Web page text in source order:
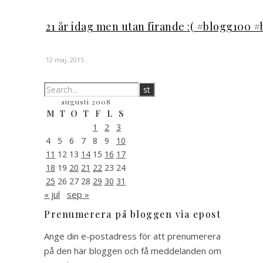
21 år idag men utan firande :( #blogg100
12 maj, 2015
augusti 2008
M T O T F L
S
1
2
3
4
5 6 7 8 9
10
11 12 13 14 15 16 17
18 19 20 21 22 23 24
25 26 27 28 29 30 31
« jul sep »
Prenumerera på bloggen via epost
Ange din e-postadress för att prenumerera
på den här bloggen och få meddelanden om